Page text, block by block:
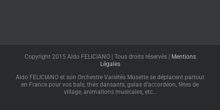
Copyright 2015 Aldo FELICIANO | Tous droits réservés |
Mentions
Légales
Aldo FELICIANO et son Orchestre Variétés Musette se déplacent partout
en France pour vos bals, thés dansants, galas d'accordéon, fêtes de
village, animations musicales, etc…